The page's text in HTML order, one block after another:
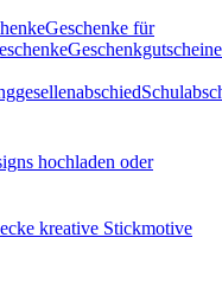
Geschenke für
Geschenkgutscheine
hochladen oder
kreative Stickmotive